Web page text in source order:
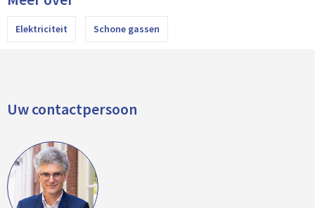
Elektriciteit Schone gassen
Uw contactpersoon